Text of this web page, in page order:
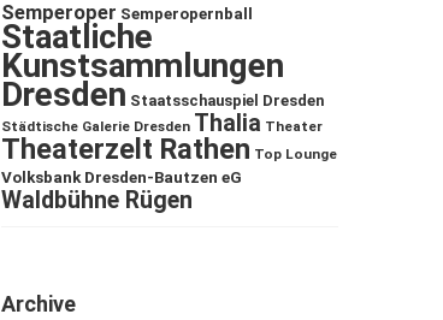
Semperoper Semperopernball
Staatliche
Kunstsammlungen
Dresden Staatsschauspiel Dresden
Städtische Galerie Dresden Thalia Theater
Theaterzelt Rathen Top Lounge
Volksbank Dresden-Bautzen eG
Waldbühne Rügen
Archive